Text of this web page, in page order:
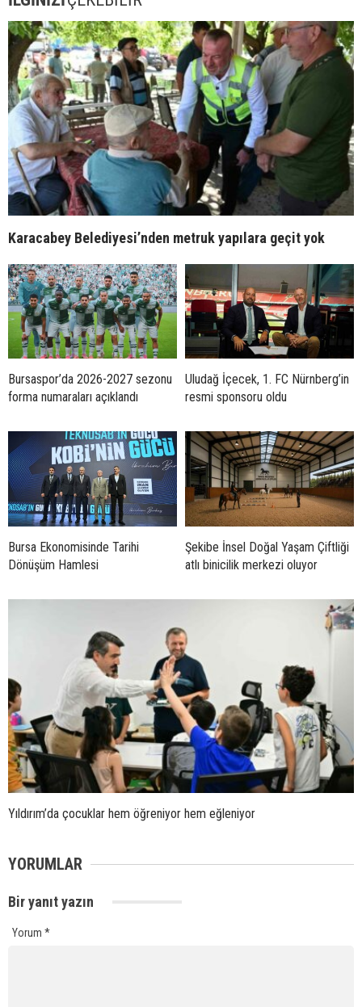
Karacabey Belediyesi’nden metruk yapılara geçit yok
Bursaspor’da 2026-2027 sezonu
forma numaraları açıklandı
Uludağ İçecek, 1. FC Nürnberg’in
resmi sponsoru oldu
Bursa Ekonomisinde Tarihi
Dönüşüm Hamlesi
Şekibe İnsel Doğal Yaşam Çiftliği
atlı binicilik merkezi oluyor
Yıldırım’da çocuklar hem öğreniyor hem eğleniyor
YORUMLAR
Bir yanıt yazın
Yorum *